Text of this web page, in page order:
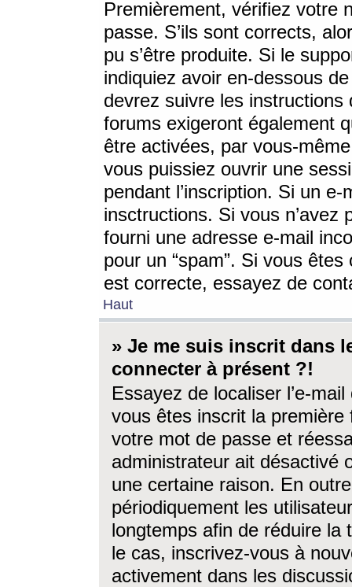
Premièrement, vérifiez votre
passe. S’ils sont corrects,
pu s’être produite. Si le
indiquiez avoir en-dessous
devrez suivre les
forums exigeront également
être activées, par vous-
vous puissiez ouvrir une
pendant l’inscription. Si un
insctructions. Si vous n’avez
fourni une adresse e-mail
pour un “spam”. Si vous
est correcte, essayez de
Haut
» Je me suis inscrit dans
connecter à présent ?!
Essayez de localiser l’e-
vous êtes inscrit la première
votre mot de passe et
administrateur ait désactivé
une certaine raison. En
périodiquement les
longtemps afin de réduire la
le cas, inscrivez-vous à
activement dans les